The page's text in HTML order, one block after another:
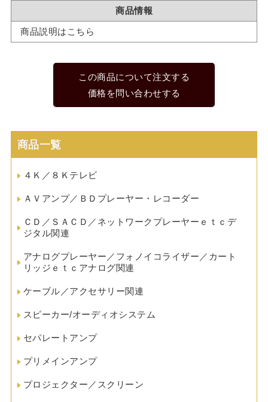
商品情報
商品説明はこちら
この商品について注文する
価格を問い合わせする
商品一覧
４Ｋ／８Ｋテレビ
ＡＶアンプ／ＢＤプレーヤー・レコーダー
ＣＤ／ＳＡＣＤ／ネットワークプレーヤーｅｔｃデ
ジタル関連
アナログプレーヤー／フォノイコライザー／カート
リッジｅｔｃアナログ関連
ケーブル／アクセサリー関連
スピーカー/オーディオシステム
セパレートアンプ
プリメインアンプ
プロジェクター／スクリーン